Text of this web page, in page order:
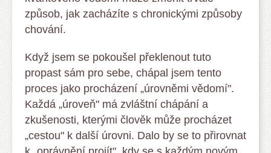
způsob, jak zacházíte s chronickými způsoby
chování.
Když jsem se pokoušel překlenout tuto
propast sám pro sebe, chápal jsem tento
proces jako procházení „úrovněmi vědomí".
Každá „úroveň" má zvláštní chápání a
zkušenosti, kterými člověk může procházet
„cestou" k další úrovni. Dalo by se to přirovnat